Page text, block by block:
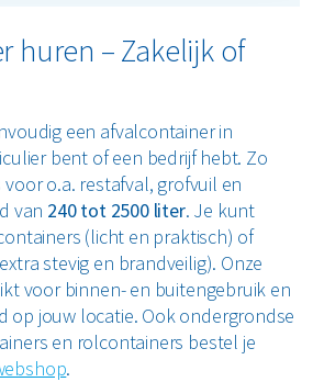
huren – Zakelijk of
een afvalcontainer in
bent of een bedrijf hebt. Zo
o.a. restafval, grofvuil en
van 240 tot 2500 liter. Je kunt
(licht en praktisch) of
stevig en brandveilig). Onze
voor binnen- en buitengebruik en
op jouw locatie. Ook ondergrondse
en rolcontainers bestel je
.